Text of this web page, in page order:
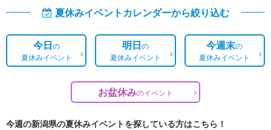
夏休みイベントカレンダーから絞り込む
今日の
夏休みイベント
明日の
夏休みイベント
今週末の
夏休みイベント
お盆休みのイベント
今週の新潟県の夏休みイベントを探している方はこちら！